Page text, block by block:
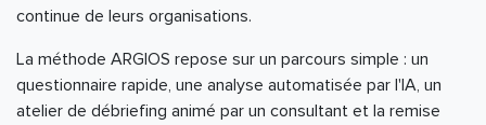
continue de leurs organisations.
La méthode ARGIOS repose sur un parcours simple : un
questionnaire rapide, une analyse automatisée par l'IA, un
atelier de débriefing animé par un consultant et la remise